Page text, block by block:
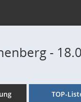
-
TOP-